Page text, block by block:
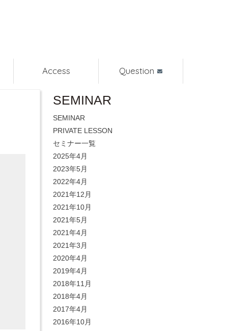
Access Question
SEMINAR
SEMINAR
PRIVATE LESSON
セミナー一覧
2025年4月
2023年5月
2022年4月
2021年12月
2021年10月
2021年5月
2021年4月
2021年3月
2020年4月
2019年4月
2018年11月
2018年4月
2017年4月
2016年10月